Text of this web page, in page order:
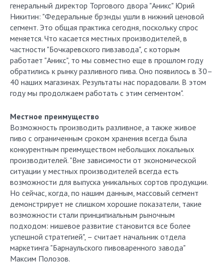
генеральный директор Торгового двора "Аникс" Юрий
Никитин: "Федеральные брэнды ушли в нижний ценовой
сегмент. Это общая практика сегодня, поскольку спрос
меняется. Что касается местных производителей, в
частности "Бочкаревского пивзавода", с которым
работает "Аникс", то мы совместно еще в прошлом году
обратились к рынку разливного пива. Оно появилось в 30–
40 наших магазинах. Результаты нас порадовали. В этом
году мы продолжаем работать с этим сегментом".
Местное преимущество
Возможность производить разливное, а также живое
пиво с ограниченным сроком хранения всегда была
конкурентным преимуществом небольших локальных
производителей. "Вне зависимости от экономической
ситуации у местных производителей всегда есть
возможности для выпуска уникальных сортов продукции.
Но сейчас, когда, по нашим данным, массовый сегмент
демонстрирует не слишком хорошие показатели, такие
возможности стали принципиальным рыночным
подходом: нишевое развитие становится все более
успешной стратегией", – считает начальник отдела
маркетинга "Барнаульского пивоваренного завода"
Максим Полозов.